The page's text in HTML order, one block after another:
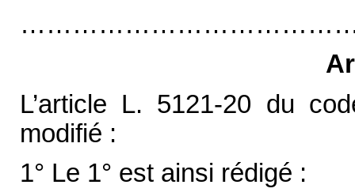
L’article L. 5121-20 du
modifié :
1° Le 1° est ainsi rédigé :